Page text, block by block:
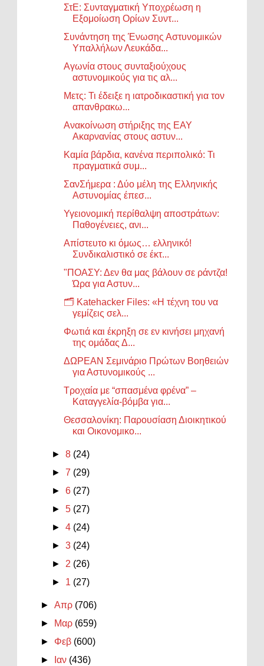
ΣτΕ: Συνταγματική Υποχρέωση η
Εξομοίωση Ορίων Συντ...
Συνάντηση της Ένωσης Αστυνομικών
Υπαλλήλων Λευκάδα...
Αγωνία στους συνταξιούχους
αστυνομικούς για τις αλ...
Μετς: Τι έδειξε η ιατροδικαστική για τον
απανθρακω...
Ανακοίνωση στήριξης της ΕΑΥ
Ακαρνανίας στους αστυν...
Καμία βάρδια, κανένα περιπολικό: Τι
πραγματικά συμ...
ΣανΣήμερα : Δύο μέλη της Ελληνικής
Αστυνομίας έπεσ...
Υγειονομική περίθαλψη αποστράτων:
Παθογένειες, ανι...
Απίστευτο κι όμως… ελληνικό!
Συνδικαλιστικό σε έκτ...
"ΠΟΑΣΥ: Δεν θα μας βάλουν σε ράντζα!
Ώρα για Αστυν...
🗂️ Katehacker Files: «Η τέχνη του να
γεμίζεις σελ...
Φωτιά και έκρηξη σε εν κινήσει μηχανή
της ομάδας Δ...
ΔΩΡΕΑΝ Σεμινάριο Πρώτων Βοηθειών
για Αστυνομικούς ...
Τροχαία με “σπασμένα φρένα” –
Καταγγελία-βόμβα για...
Θεσσαλονίκη: Παρουσίαση Διοικητικού
και Οικονομικο...
►8 (24)
►7 (29)
►6 (27)
►5 (27)
►4 (24)
►3 (24)
► 2 (26)
► 1 (27)
►Απρ (706)
►
Μαρ (659)
► Φεβ (600)
►
Ιαν (436)